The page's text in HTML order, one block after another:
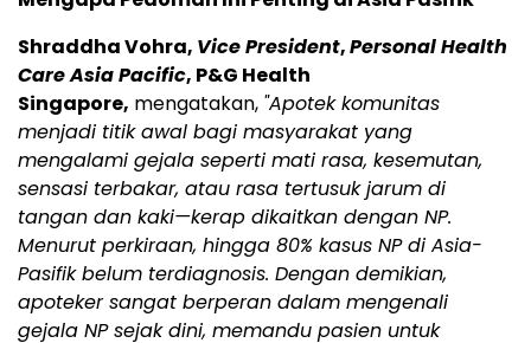
Shraddha Vohra, Vice President,Personal Health
Care Asia Pacific, P&G Health
Singapore, mengatakan, "Apotek komunitas
menjadi titik awal bagi masyarakat yang
mengalami gejala seperti mati rasa, kesemutan,
sensasi terbakar, atau rasa tertusuk jarum di
tangan dan kaki—kerap dikaitkan dengan NP.
Menurut perkiraan, hingga 80% kasus NP di Asia-
Pasifik belum terdiagnosis. Dengan demikian,
apoteker sangat berperan dalam mengenali
gejala NP sejak dini, memandu pasien untuk